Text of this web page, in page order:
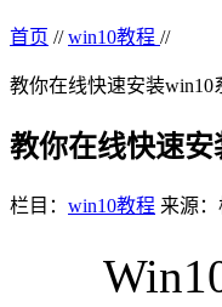
首页 // win10教程 //
教你在线快速安装win10
教你在线快速安
栏目： win10教程 来源
Win10